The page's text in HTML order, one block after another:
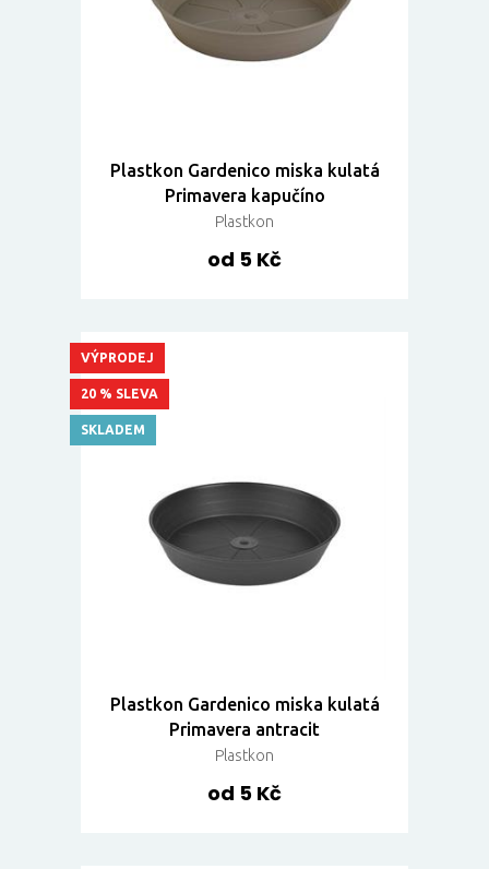
Plastkon Gardenico miska kulatá
Primavera kapučíno
Plastkon
od 5 Kč
Plastkon Gardenico miska kulatá
Primavera antracit
Plastkon
od 5 Kč
VÝPRODEJ
20 % SLEVA
SKLADEM